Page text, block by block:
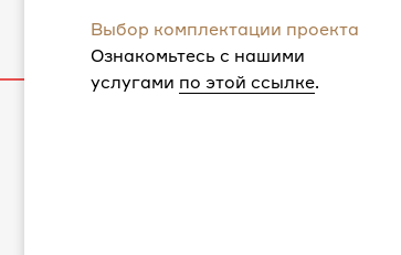
Выбор комплектации проекта
Ознакомьтесь с нашими
услугами по этой ссылке.